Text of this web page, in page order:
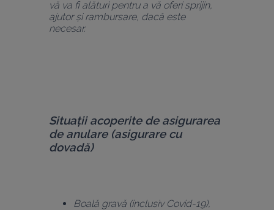
vă va fi alături pentru a vă oferi sprijin,
ajutor și rambursare, dacă este
necesar.
Situații acoperite de asigurarea
de anulare (asigurare cu
dovadă)
Boală gravă (inclusiv Covid-19),